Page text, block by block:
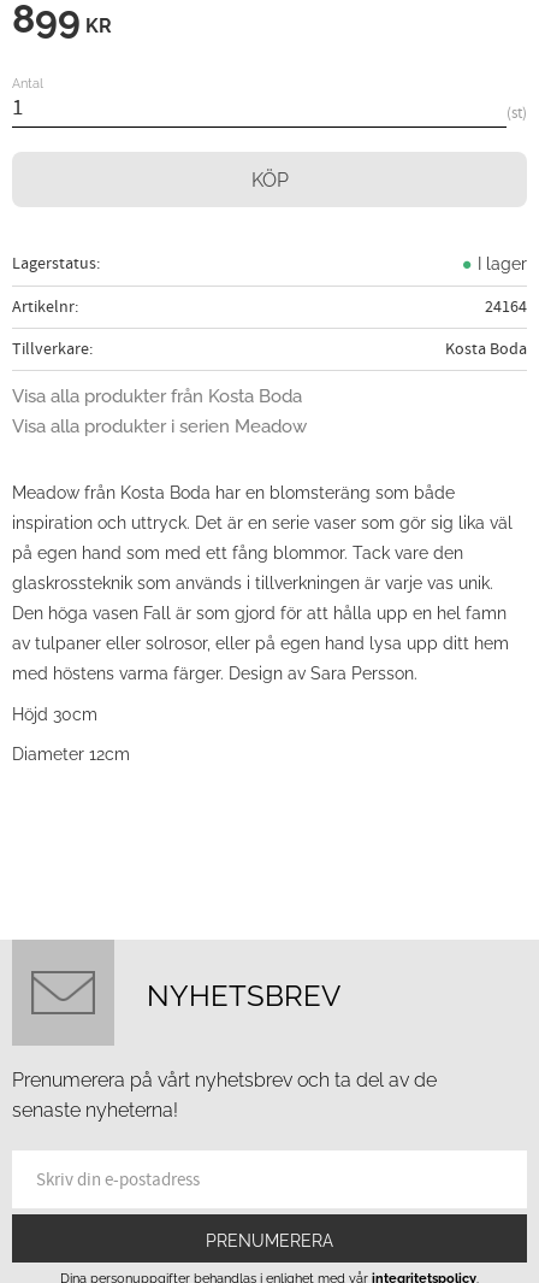
899 KR
Antal
st
KÖP
Lagerstatus I lager
Artikelnr
24164
Tillverkare
Kosta Boda
Visa alla produkter från Kosta Boda
Visa alla produkter i serien Meadow
Meadow från Kosta Boda har en blomsteräng som både
inspiration och uttryck. Det är en serie vaser som gör sig lika väl
på egen hand som med ett fång blommor. Tack vare den
glaskrossteknik som används i tillverkningen är varje vas unik.
Den höga vasen Fall är som gjord för att hålla upp en hel famn
av tulpaner eller solrosor, eller på egen hand lysa upp ditt hem
med höstens varma färger. Design av Sara Persson.
Höjd 30cm
Diameter 12cm
NYHETSBREV
Prenumerera på vårt nyhetsbrev och ta del av de
senaste nyheterna!
PRENUMERERA
Dina personuppgifter behandlas i enlighet med vår integritetspolicy